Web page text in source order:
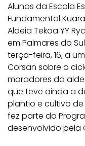
Alunos da Escola
Fundamental
Aldeia Tekoa YY
em Palmares do
terça-feira, 16, a
Corsan sobre o
moradores da
que teve ainda a
plantio e cultivo
fez parte do
desenvolvido pela